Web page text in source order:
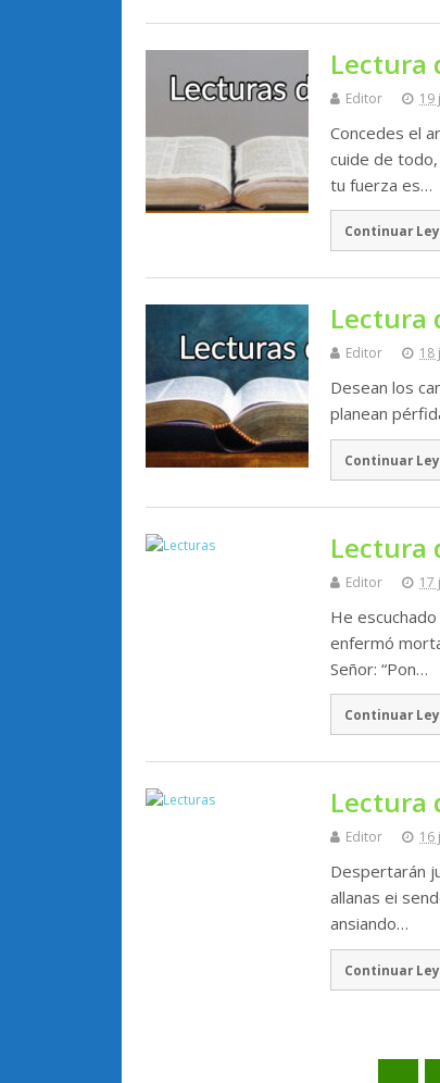
Lectura
Editor 19
Concedes el
cuide de
tu fuerza es…
Continuar
Lectura
Editor 18
Desean los
planean
Continuar
Lectura
Editor 17
He
enfermó
Señor: “Pon…
Continuar
Lectura
Editor 16
Despertarán
allanas ei
ansiando…
Continuar